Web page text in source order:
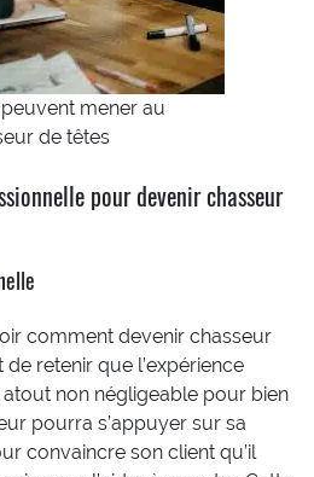
mener au
de têtes
pour devenir chasseur
comment devenir chasseur
retenir que l’expérience
non négligeable pour bien
pourra s’appuyer sur sa
convaincre son client qu’il